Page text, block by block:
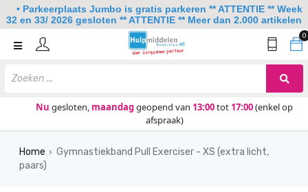
0
Nu gesloten, maandaggeopend van 13:00tot 17:00(enkel op
afspraak)
Home
Keuken
Home › Gymnastiekband Pull Exerciser - XS (extra licht,
paars)
• Parkeerplaats Jumbo is gratis parkeren ** ATTENTIE ** Week
32 en 33/ 2026 gesloten ** ATTENTIE ** Meer dan 2.000 artikelen